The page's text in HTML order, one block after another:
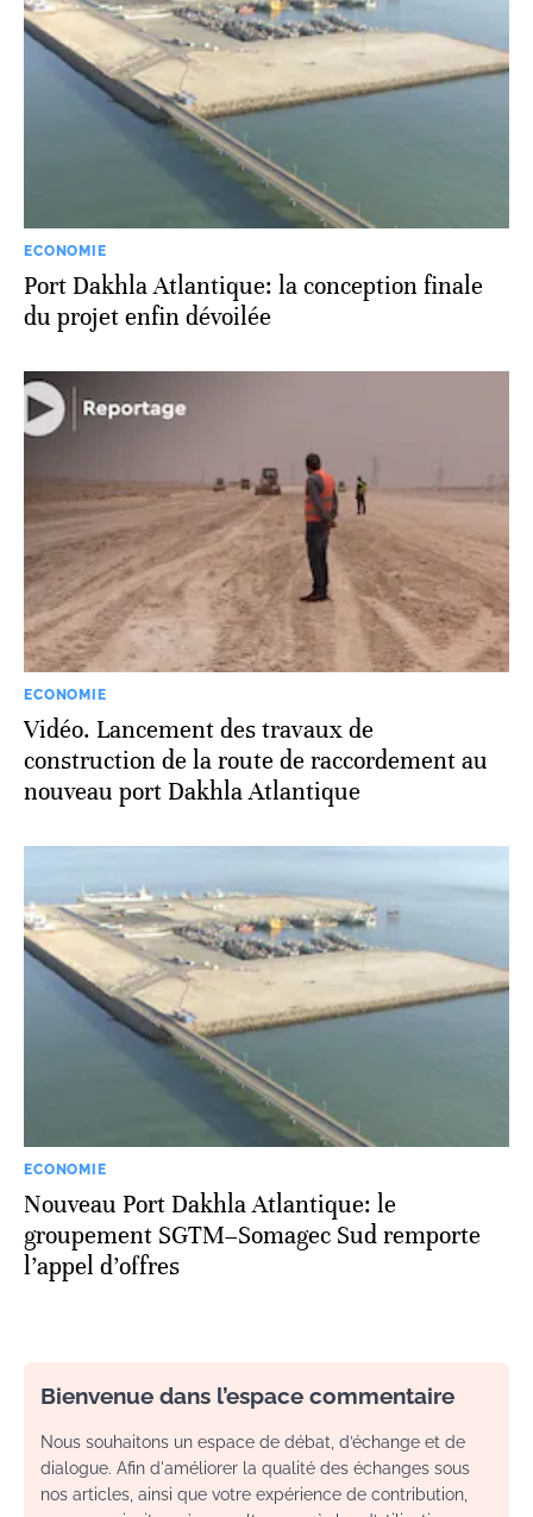
ECONOMIE
Port Dakhla Atlantique: la conception finale
du projet enfin dévoilée
ECONOMIE
Vidéo. Lancement des travaux de
construction de la route de raccordement au
nouveau port Dakhla Atlantique
ECONOMIE
Nouveau Port Dakhla Atlantique: le
groupement SGTM–Somagec Sud remporte
l’appel d’offres
Bienvenue dans l’espace commentaire
Nous souhaitons un espace de débat, d’échange et de
dialogue. Afin d'améliorer la qualité des échanges sous
nos articles, ainsi que votre expérience de contribution,